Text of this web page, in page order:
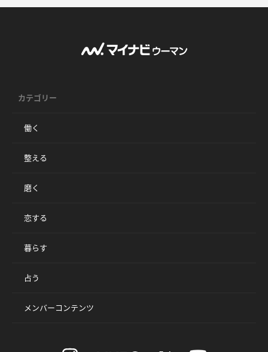
カテゴリー
働く
整える
磨く
恋する
暮らす
占う
メンバーコンテンツ